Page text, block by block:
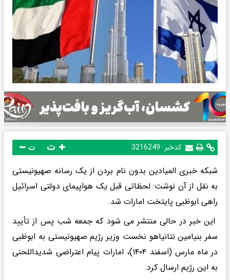
کدخبر: 3216249 ت
شبکه خبری المیادین بدون نام بردن از یک رسانه صهیونیستی
به نقل از آن نوشت: لحظاتی قبل یک هواپیمای دولتی اسرائیل
راهی ابوظبی پایتخت امارات شد.
این خبر در حالی منتشر می شود که جمعه شب پس از تأیید
سفر بنیامین نتانیاهو نخست وزیر رژیم صهیونیستی به ابوظبی
در ماه مارس (اسفند ۱۴۰۴)، امارات پیام اعتراضی شدیداللحنی
به این رژیم ارسال کرد.